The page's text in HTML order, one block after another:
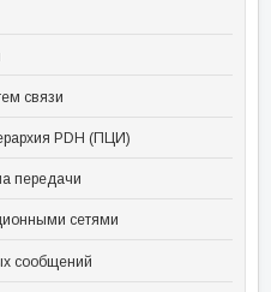
связи
PDH (ПЦИ)
передачи
сетями
сообщений